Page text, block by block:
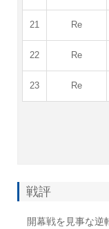
21 Re
22 Re
23 Re
戦評
開幕戦を見事な逆